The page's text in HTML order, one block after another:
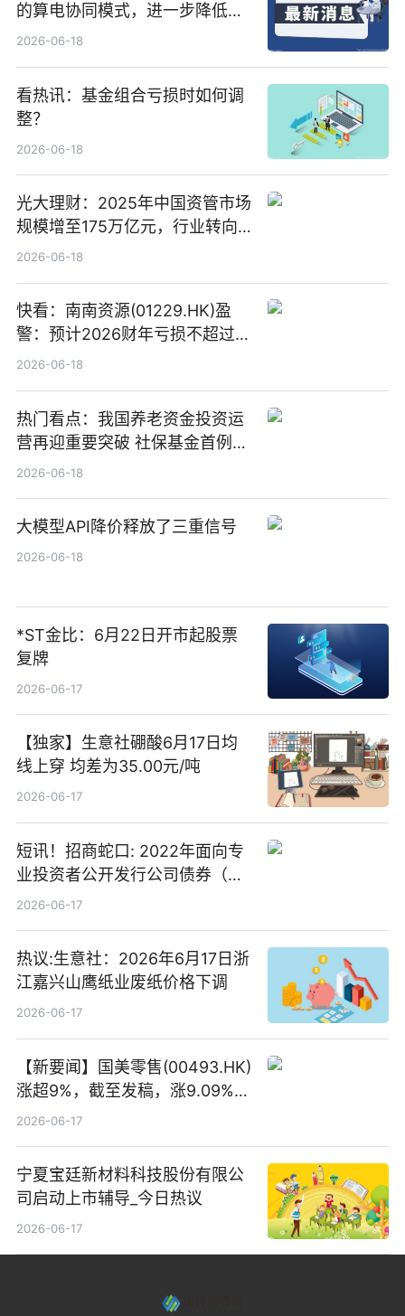
的算电协同模式，进一步降低网
络传输时延_最资讯
2026-06-18
看热讯：基金组合亏损时如何调
整？
2026-06-18
光大理财：2025年中国资管市场
规模增至175万亿元，行业转向
“量质并重”
2026-06-18
快看：南南资源(01229.HK)盈
警：预计2026财年亏损不超过
1000万港元
2026-06-18
热门看点：我国养老资金投资运
营再迎重要突破 社保基金首例期
货账户完成开立
2026-06-18
大模型API降价释放了三重信号
2026-06-18
*ST金比：6月22日开市起股票
复牌
2026-06-17
【独家】生意社硼酸6月17日均
线上穿 均差为35.00元/吨
2026-06-17
短讯！招商蛇口: 2022年面向专
业投资者公开发行公司债券（第
二期）（品种二）2026年付息公
2026-06-17
热议:生意社：2026年6月17日浙
江嘉兴山鹰纸业废纸价格下调
2026-06-17
【新要闻】国美零售(00493.HK)
涨超9%，截至发稿，涨9.09%，
报0.012港元，成交额37.26万港
2026-06-17
宁夏宝廷新材料科技股份有限公
司启动上市辅导_今日热议
2026-06-17